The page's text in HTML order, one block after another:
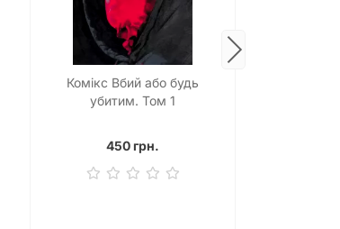
Комікс Вбий або будь
убитим. Том 1
450 грн.